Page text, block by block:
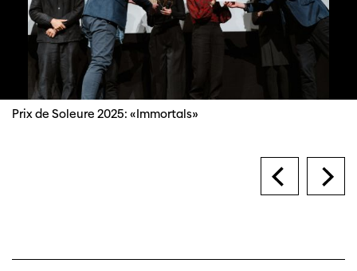
Prix de Soleure 2025: «Immortals»